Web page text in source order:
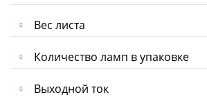
Вес листа
Количество ламп в упаковке
Выходной ток